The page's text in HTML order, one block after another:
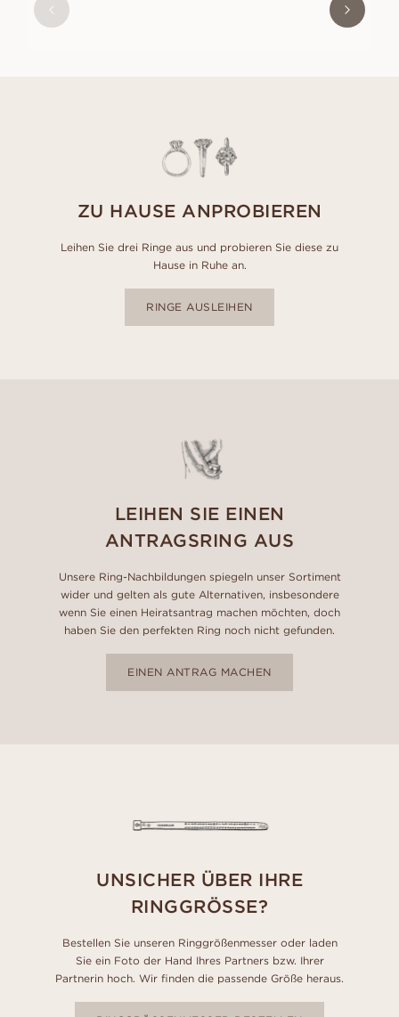
ZU HAUSE ANPROBIEREN
Leihen Sie drei Ringe aus und probieren Sie diese zu
Hause in Ruhe an.
RINGE AUSLEIHEN
LEIHEN SIE EINEN
ANTRAGSRING AUS
Unsere Ring-Nachbildungen spiegeln unser Sortiment
wider und gelten als gute Alternativen, insbesondere
wenn Sie einen Heiratsantrag machen möchten, doch
haben Sie den perfekten Ring noch nicht gefunden.
EINEN ANTRAG MACHEN
UNSICHER ÜBER IHRE
RINGGRÖSSE?
Bestellen Sie unseren Ringgrößenmesser oder laden
Sie ein Foto der Hand Ihres Partners bzw. Ihrer
Partnerin hoch. Wir finden die passende Größe heraus.